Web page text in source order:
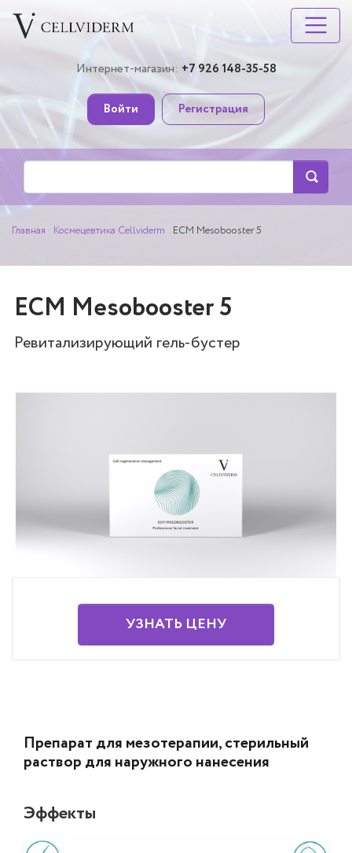
Интернет-магазин: +7 926 148-35-58
Войти Регистрация
Главная Космецевтика Cellviderm ECM Mesobooster 5
ECM Mesobooster 5
Ревитализирующий гель-бустер
УЗНАТЬ ЦЕНУ
Препарат для мезотерапии, стерильный
раствор для наружного нанесения
Эффекты